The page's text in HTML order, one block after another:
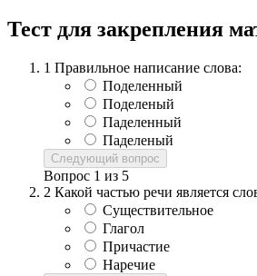
Тест для закрепления
1 Правильное написание слова:
Поделенный
Поделеный
Паделенный
Паделеный
Следующий вопрос
Вопрос 1 из 5
2 Какой частью речи является
Существительное
Глагол
Причастие
Наречие